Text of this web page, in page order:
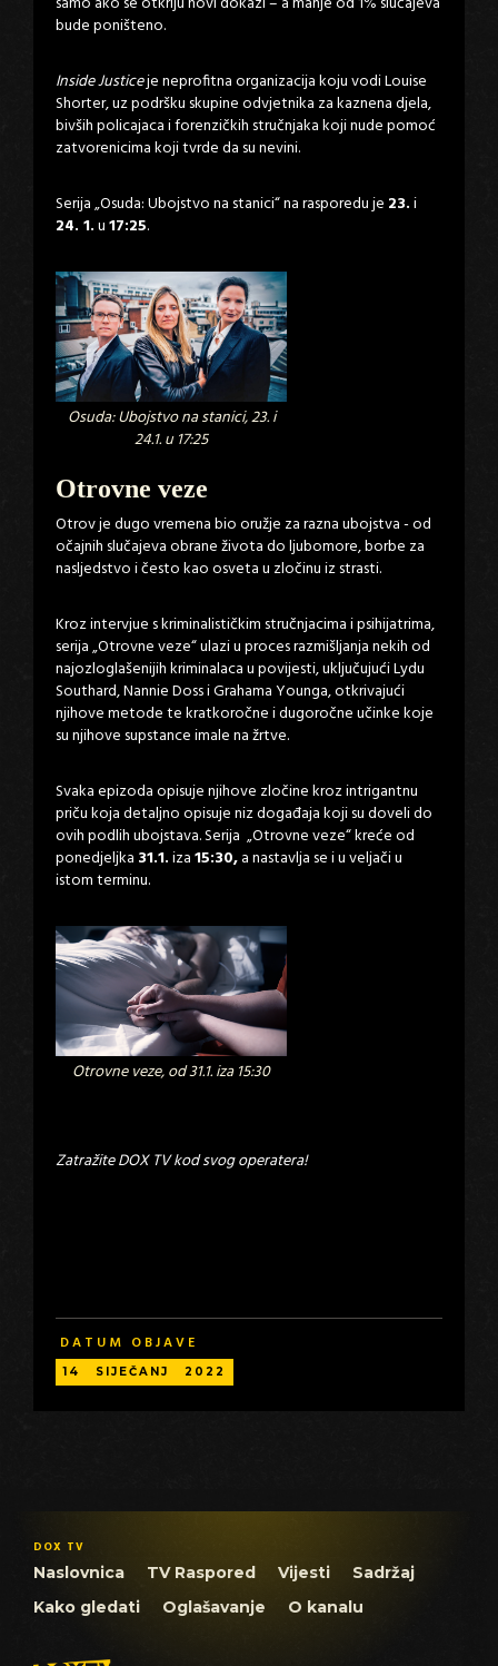
bude poništeno.
Inside Justiceje neprofitna organizacija koju vodi Louise
Shorter, uz podršku skupine odvjetnika za kaznena djela,
bivših policajaca i forenzičkih stručnjaka koji nude pomoć
zatvorenicima koji tvrde da su nevini.
Serija „Osuda: Ubojstvo na stanici“ na rasporedu je 23.i
24. 1.u17:25.
Osuda: Ubojstvo na stanici, 23. i
24.1. u 17:25
Otrovne veze
Otrov je dugo vremena bio oružje za razna ubojstva - od
očajnih slučajeva obrane života do ljubomore, borbe za
nasljedstvo i često kao osveta u zločinu iz strasti.
Kroz intervjue s kriminalističkim stručnjacima i psihijatrima,
serija „Otrovne veze“ ulazi u proces razmišljanja nekih od
najozloglašenijih kriminalaca u povijesti, uključujući Lydu
Southard, Nannie Doss i Grahama Younga, otkrivajući
njihove metode te kratkoročne i dugoročne učinke koje
su njihove supstance imale na žrtve.
Svaka epizoda opisuje njihove zločine kroz intrigantnu
priču koja detaljno opisuje niz događaja koji su doveli do
ovih podlih ubojstava. Serija „Otrovne veze“ kreće od
ponedjeljka 31.1.iza15:30,a nastavlja se i u veljači u
istom terminu.
Otrovne veze, od 31.1. iza 15:30
Zatražite DOX TV kod svog operatera!
DATUM OBJAVE
14 SIJEČANJ 2022
DOX TV
Naslovnica TV Raspored Vijesti
Sadržaj
Kako gledati
Oglašavanje O kanalu